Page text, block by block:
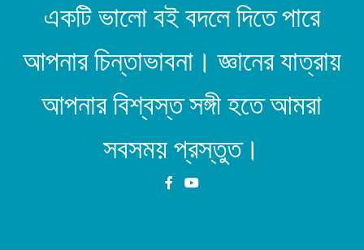
একটি ভালো বই বদলে দিতে পারে
আপনার চিন্তাভাবনা। জ্ঞানের যাত্রায়
আপনার বিশ্বস্ত সঙ্গী হতে আমরা
সবসময় প্রস্তুত।